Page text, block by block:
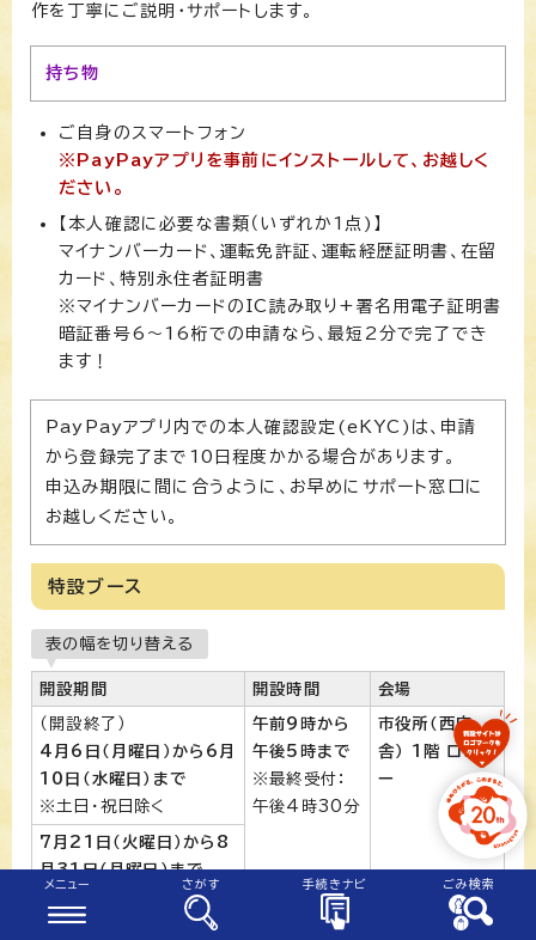
作を丁寧にご説明・サポートします。
持ち物
ご自身のスマートフォン
※PayPayアプリを事前にインストールして、お越しく
ださい。
【本人確認に必要な書類（いずれか1点)】
マイナンバーカード、運転免許証、運転経歴証明書、在留
カード、特別永住者証明書
※マイナンバーカードのIC読み取り+署名用電子証明書
暗証番号6～16桁での申請なら、最短2分で完了でき
ます！
PayPayアプリ内での本人確認設定(eKYC)は、申請
から登録完了まで10日程度かかる場合があります。
申込み期限に間に合うように、お早めにサポート窓口に
お越しください。
特設ブース
表の幅を切り替える
開設期間 開設時間 会場
（開設終了）
4月6日（月曜日）から6月
10日（水曜日）まで
※土日・祝日除く
午前9時から
午後5時まで
※最終受付：
午後4時30分
市役所（西庁
舎） 1階 ロビ
ー
7月21日（火曜日）から8
月31日（月曜日）まで
メニュー さがす 手続きナビ ごみ検索